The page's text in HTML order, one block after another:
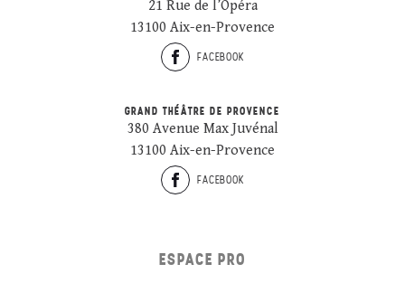
21 Rue de l’Opéra
13100 Aix-en-Provence
FACEBOOK
GRAND THÉÂTRE DE PROVENCE
380 Avenue Max Juvénal
13100 Aix-en-Provence
FACEBOOK
ESPACE PRO